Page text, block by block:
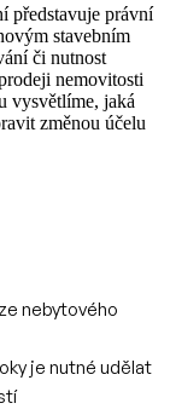
představuje právní
stavebním
či nutnost
nemovitosti
vysvětlíme, jaká
změnou účelu
nebytového
je nutné udělat